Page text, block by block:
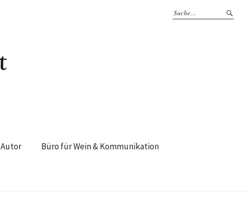
Autor Büro für Wein & Kommunikation